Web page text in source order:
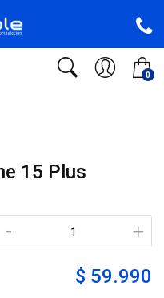
0
15 Plus
+
-
$ 59.990